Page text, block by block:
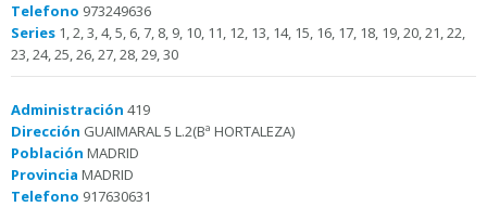
Telefono 973249636
Series 1, 2, 3, 4, 5, 6, 7, 8, 9, 10, 11, 12, 13, 14, 15, 16, 17, 18, 19, 20, 21, 22,
23, 24, 25, 26, 27, 28, 29, 30
Administración 419
Dirección GUAIMARAL 5 L.2(Bª HORTALEZA)
Población MADRID
Provincia MADRID
Telefono 917630631